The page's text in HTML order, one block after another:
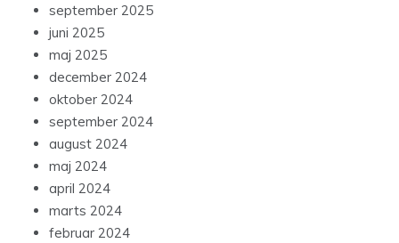
september 2025
juni 2025
maj 2025
december 2024
oktober 2024
september 2024
august 2024
maj 2024
april 2024
marts 2024
februar 2024